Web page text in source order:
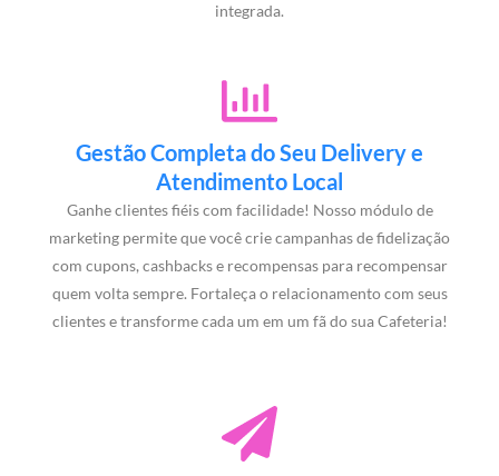
integrada.
Gestão Completa do Seu Delivery e
Atendimento Local
Ganhe clientes fiéis com facilidade! Nosso módulo de
marketing permite que você crie campanhas de fidelização
com cupons, cashbacks e recompensas para recompensar
quem volta sempre. Fortaleça o relacionamento com seus
clientes e transforme cada um em um fã do sua Cafeteria!